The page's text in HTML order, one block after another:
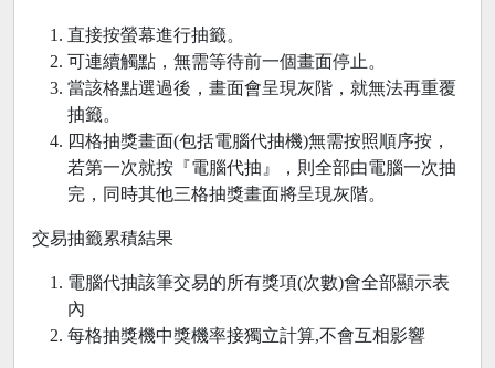
直接按螢幕進行抽籤。
可連續觸點，無需等待前一個畫面停止。
當該格點選過後，畫面會呈現灰階，就無法再重覆
抽籤。
四格抽獎畫面(包括電腦代抽機)無需按照順序按，
若第一次就按『電腦代抽』，則全部由電腦一次抽
完，同時其他三格抽獎畫面將呈現灰階。
交易抽籤累積結果
電腦代抽該筆交易的所有獎項(次數)會全部顯示表
內
每格抽獎機中獎機率接獨立計算,不會互相影響